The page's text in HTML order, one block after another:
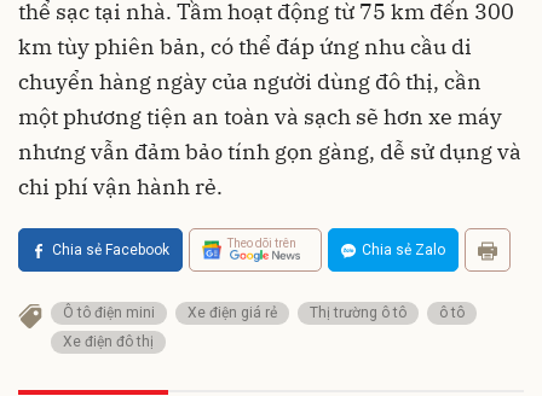
thể sạc tại nhà. Tầm hoạt động từ 75 km đến 300
km tùy phiên bản, có thể đáp ứng nhu cầu di
chuyển hàng ngày của người dùng đô thị, cần
một phương tiện an toàn và sạch sẽ hơn xe máy
nhưng vẫn đảm bảo tính gọn gàng, dễ sử dụng và
chi phí vận hành rẻ.
Chia sẻ Facebook Theo dõi trên Chia sẻ Zalo
Ô tô điện mini Xe điện giá rẻ Thị trường ô tô
ô tô
Xe điện đô thị